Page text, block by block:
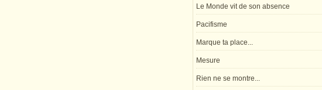
Le Monde vit de son absence
Pacifisme
Marque ta place...
Mesure
Rien ne se montre...